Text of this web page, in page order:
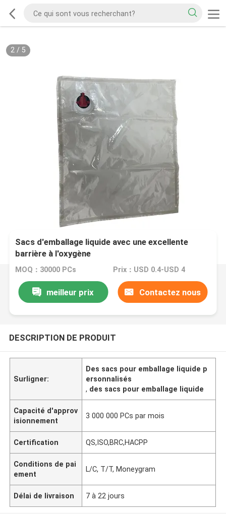
2/ 5
Sacs d'emballage liquide avec une excellente
barrière à l'oxygène
MOQ：30000 PCs Prix：USD 0.4-USD 4
meilleur prix Contactez nous
DESCRIPTION DE PRODUIT
Surligner:
Des sacs pour emballage liquide p
ersonnalisés
, des sacs pour emballage liquide
Capacité d'approv
isionnement
3 000 000 PCs par mois
Certification QS,ISO,BRC,HACPP
Conditions de pai
ement
L/C, T/T, Moneygram
Délai de livraison 7 à 22 jours